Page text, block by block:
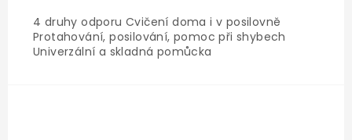
4 druhy odporu Cvičení doma i v posilovně
Protahování, posilování, pomoc při shybech
Univerzální a skladná pomůcka